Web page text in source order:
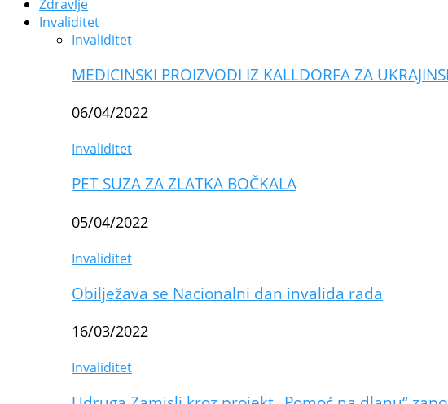
Zdravlje
Invaliditet
Invaliditet
MEDICINSKI PROIZVODI IZ KALLDORFA ZA
06/04/2022
Invaliditet
PET SUZA ZA ZLATKA BOČKALA
05/04/2022
Invaliditet
Obilježava se Nacionalni dan invalida rada
16/03/2022
Invaliditet